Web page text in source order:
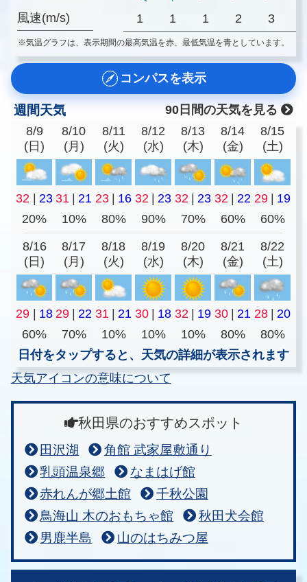
風速(m/s) 1 1 1 2 3
※気温グラフは、表示期間の最高気温を赤、最低気温を青としています。
コンパスを表示
週間天気
90日間の天気を見る
8/9
(日)
8/10
(月)
8/11
(火)
8/12
(水)
8/13
(木)
8/14
(金)
8/15
(土)
32 | 23 31 | 21 23 | 16 32 | 23 32 | 23 32 | 22 29 | 19
20%
10% 80% 90% 70% 60% 60%
8/16
(日)
8/17
(月)
8/18
(火)
8/19
(水)
8/20
(木)
8/21
(金)
8/22
(土)
29 18 29 22 31 21 30 18 32 19 30 21 28
20
60%
70% 10% 10% 10% 80%
80%
日付をタップすると、天気の詳細が表示されます
天気アイコンの意味について
秋田県のおすすめスポット
田沢湖
角館 武家屋敷通り
乳頭温泉郷
なまはげ館
赤れんが郷土館
千秋公園
鳥海山 木のおもちゃ館
秋田犬会館
男鹿半島
山のはちみつ屋